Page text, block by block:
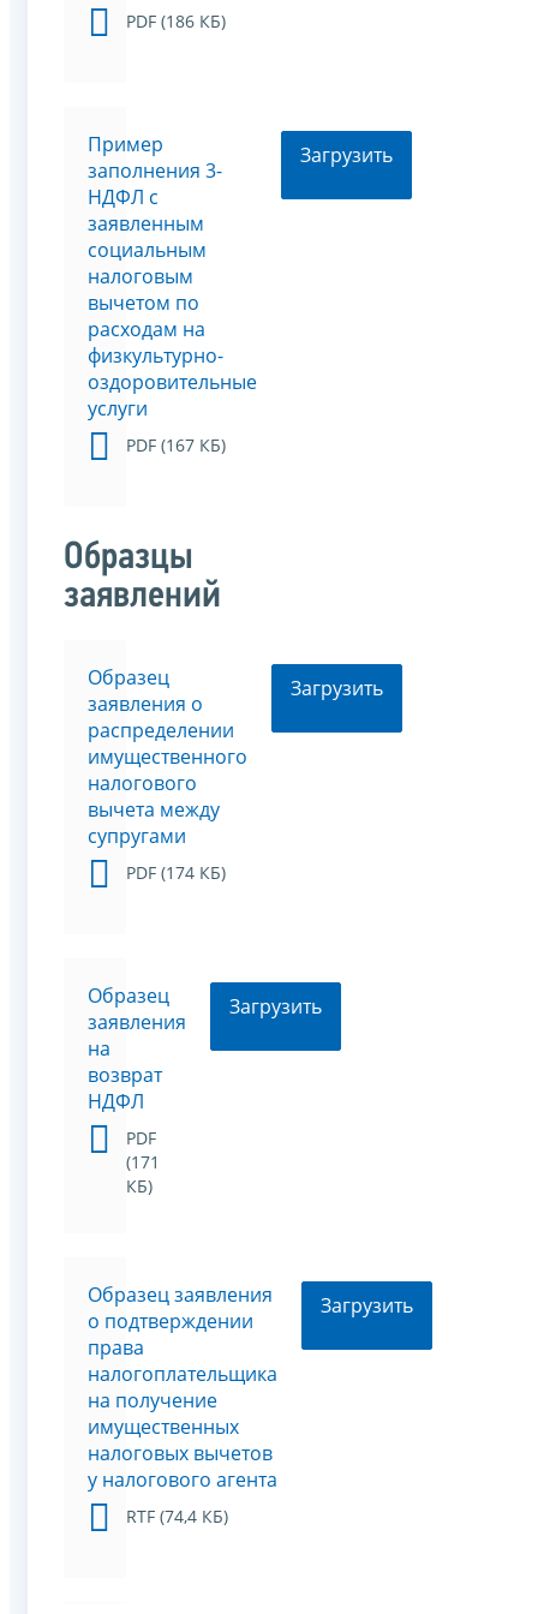
PDF (186 КБ)
Пример
заполнения 3-
НДФЛ с
заявленным
социальным
налоговым
вычетом по
расходам на
физкультурно-
оздоровительные
услуги
PDF (167 КБ)
Загрузить
Образцы
заявлений
Образец
заявления о
распределении
имущественного
налогового
вычета между
супругами
PDF (174 КБ)
Загрузить
Образец
заявления
на
возврат
НДФЛ
PDF
(171
КБ)
Загрузить
Образец заявления
о подтверждении
права
налогоплательщика
на получение
имущественных
налоговых вычетов
у налогового агента
RTF (74,4 КБ)
Загрузить